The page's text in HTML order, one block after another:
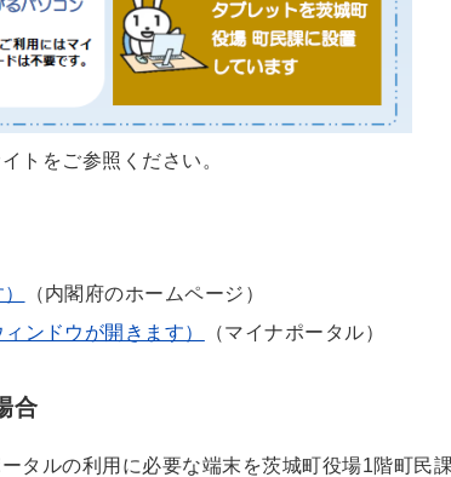
トをご参照ください。
（内閣府のホームページ）
ンドウが開きます）
（マイナポータル）
合
タルの利用に必要な端末を茨城町役場1階町民